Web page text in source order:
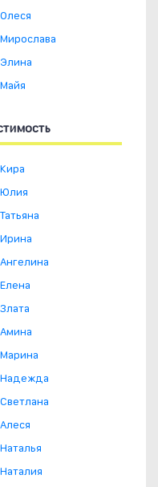
Олеся
Мирослава
Элина
Майя
Кира
Юлия
Татьяна
Ирина
Ангелина
Елена
Злата
Амина
Марина
Надежда
Светлана
Алеся
Наталья
Наталия